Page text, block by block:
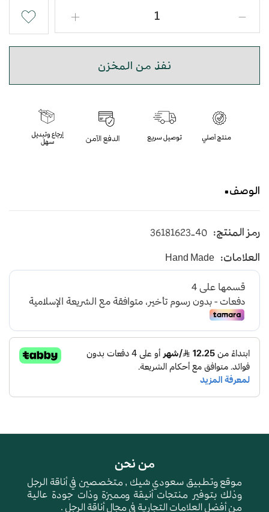
نفذ من المخزن
الوصف
يأتي بأرضية متوسطة الإرتفاع باللون البني الداكن
و طبقة اسفنجية عالية الجودة لتعطي شعور بالراحة
ومقاومة الإنزلاق و التآكل
رمز المنتج: 36181623-40
العلامات: Hand Made
من نحن
موقع وتطبيق سعودي شيك , متخصصين في أناقة الرجل
وذلك بتوفير منتجات أنيقة ومميزة وذات جودة عالية
من أفضل العلامات التجارية في مجال أناقة الرجل .